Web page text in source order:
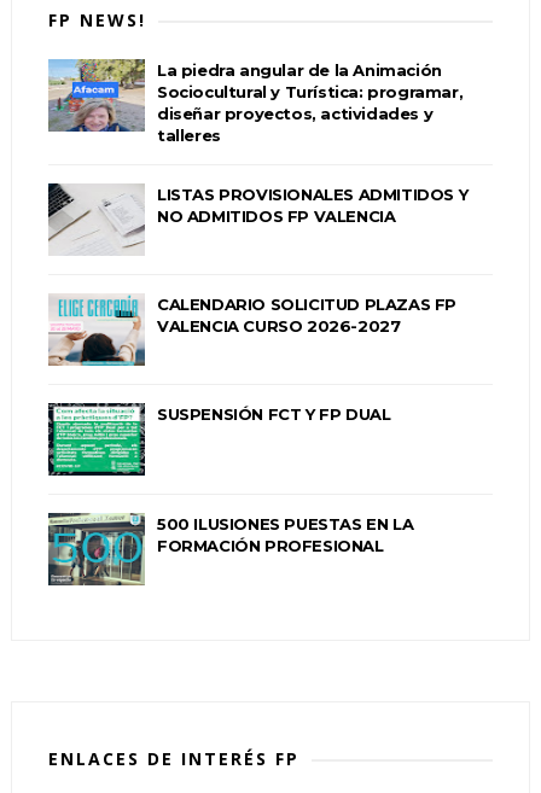
FP NEWS!
La piedra angular de la Animación
Sociocultural y Turística: programar,
diseñar proyectos, actividades y
talleres
LISTAS PROVISIONALES ADMITIDOS Y
NO ADMITIDOS FP VALENCIA
CALENDARIO SOLICITUD PLAZAS FP
VALENCIA CURSO 2026-2027
SUSPENSIÓN FCT Y FP DUAL
500 ILUSIONES PUESTAS EN LA
FORMACIÓN PROFESIONAL
ENLACES DE INTERÉS FP